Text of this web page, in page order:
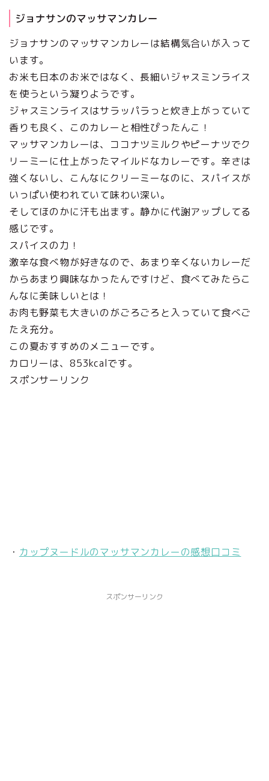
ジョナサンのマッサマンカレー
ジョナサンのマッサマンカレーは結構気合いが入って
います。
お米も日本のお米ではなく、長細いジャスミンライス
を使うという凝りようです。
ジャスミンライスはサラッパラっと炊き上がっていて
香りも良く、このカレーと相性ぴったんこ！
マッサマンカレーは、ココナツミルクやピーナツでク
リーミーに仕上がったマイルドなカレーです。辛さは
強くないし、こんなにクリーミーなのに、スパイスが
いっぱい使われていて味わい深い。
そしてほのかに汗も出ます。静かに代謝アップしてる
感じです。
スパイスの力！
激辛な食べ物が好きなので、あまり辛くないカレーだ
からあまり興味なかったんですけど、食べてみたらこ
んなに美味しいとは！
お肉も野菜も大きいのがごろごろと入っていて食べご
たえ充分。
この夏おすすめのメニューです。
カロリーは、853kcalです。
スポンサーリンク
・ カップヌードルのマッサマンカレーの感想口コミ
スポンサーリンク